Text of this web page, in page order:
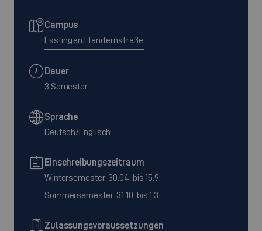
Campus
Esslingen Flandernstraße
Dauer
3 Semester
Sprache
Deutsch/Englisch
Einschreibungszeitraum
Wintersemester: 30.04. bis 15.9.
Sommersemester: 31.10. bis 1.3.
Zulassungsvoraussetzungen